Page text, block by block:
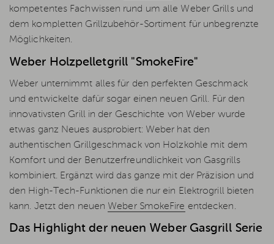
kompetentes Fachwissen rund um alle Weber Grills und
dem kompletten Grillzubehör-Sortiment für unbegrenzte
Möglichkeiten.
Weber Holzpelletgrill "SmokeFire"
Weber unternimmt alles für den perfekten Geschmack
und entwickelte dafür sogar einen neuen Grill. Für den
innovativsten Grill in der Geschichte von Weber wurde
etwas ganz Neues ausprobiert: Weber hat den
authentischen Grillgeschmack von Holzkohle mit dem
Komfort und der Benutzerfreundlichkeit von Gasgrills
kombiniert. Ergänzt wird das ganze mit der Präzision und
den High-Tech-Funktionen die nur ein Elektrogrill bieten
kann. Jetzt den neuen Weber SmokeFire entdecken.
Das Highlight der neuen Weber Gasgrill Serie